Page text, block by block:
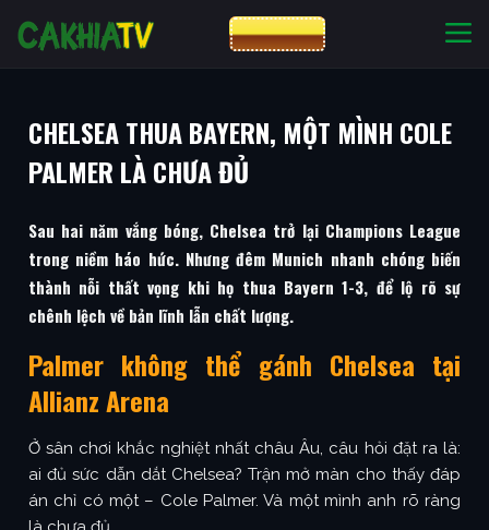
NHÀ CÁI UY TÍN
CƯỢC 8XBET
CHELSEA THUA BAYERN, MỘT MÌNH COLE
PALMER LÀ CHƯA ĐỦ
Sau hai năm vắng bóng, Chelsea trở lại Champions League
trong niềm háo hức. Nhưng đêm Munich nhanh chóng biến
thành nỗi thất vọng khi họ thua Bayern 1-3, để lộ rõ sự
chênh lệch về bản lĩnh lẫn chất lượng.
Palmer không thể gánh Chelsea tại
Allianz Arena
Ở sân chơi khắc nghiệt nhất châu Âu, câu hỏi đặt ra là:
ai đủ sức dẫn dắt Chelsea? Trận mở màn cho thấy đáp
án chỉ có một – Cole Palmer. Và một mình anh rõ ràng